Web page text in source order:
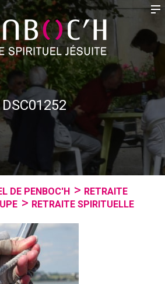
DSC01252
DE PENBOC'H
RETRAITE
RETRAITE SPIRITUELLE